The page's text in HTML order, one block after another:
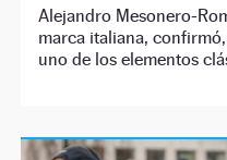
Alejandro Mesonero-
marca italiana,
uno de los elementos